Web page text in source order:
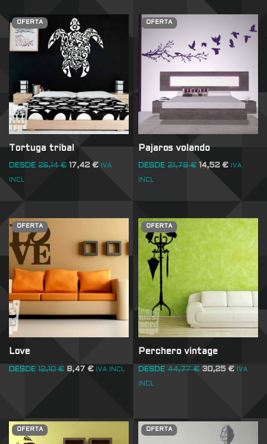
OFERTA
Tortuga tribal
DESDE 26,14€ 17,42 € IVA
INCL
OFERTA
Pajaros volando
DESDE 21,78€ 14,52€ IVA
INCL
OFERTA
Love
DESDE 12,10€ 8,47 € IVA INCL
OFERTA
Perchero vintage
DESDE 44,77€ 30,25€ IVA
INCL
OFERTA OFERTA